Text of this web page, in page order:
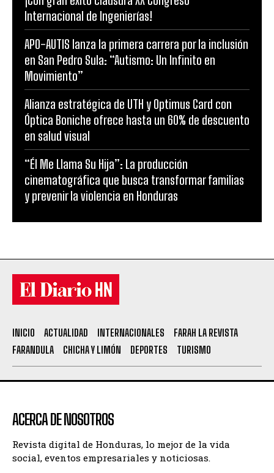
Internacional de Ingenierías!
APO-AUTIS lanza la primera carrera por la inclusión
en San Pedro Sula: “Autismo: Un Infinito en
Movimiento”
Alianza estratégica de UTH y Optimus Card con
Óptica Boniche ofrece hasta un 60% de descuento
en salud visual
“Él Me Llama Su Hija”: La producción
cinematográfica que busca transformar familias
y prevenir la violencia en Honduras
INICIO ACTUALIDAD INTERNACIONALES
FARAH LA REVISTA
FARANDULA
CHICHA Y LIMÓN DEPORTES TURISMO
ACERCA DE NOSOTROS
Revista digital de Honduras, lo mejor de la vida
social, eventos empresariales y noticiosas.